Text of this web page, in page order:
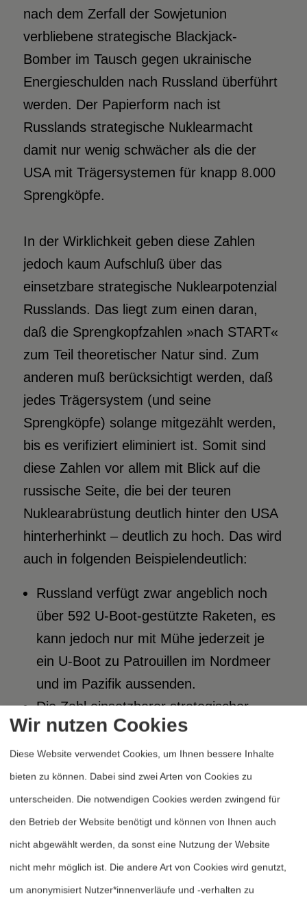
nach dem Zerfall der Sowjetunion
verbliebene strategische Blackjack-
Bomber im Tausch gegen ukrainische
Energieschulden nach Russland überführt
werden. Der Papierform nach ist
Russlands strategische Nuklearmacht
damit nur wenig schwächer als die der
USA mit Trägersystemen für knapp 8.000
Sprengköpfe.
In der Wirklichkeit geben diese Zahlen
jedoch kaum Aufschluß über das
einsetzbare strategische Nuklearpotenzial
Russlands. Das liegt zum einen daran,
daß die Sprengkopfzahlen »nach START«
zum Teil theoretischer Natur sind. Zum
anderen muß berücksichtigt werden, daß
jedes Trägersystem (und seine
Sprengköpfe) solange mitgezählt werden,
bis es verifiziert eliminiert ist. Somit sind
diese Zahlen vor allem mit Blick auf die
russische Seite, die bei der teuren
Nuklearabrüstung deutlich hinter den USA
hinterherhinkt – deutlich zu hoch. Das wird
auch in folgenden Beispielendeutlich:
Russland verfügt zwar angeblich noch
über 592 U-Boot-gestützte Raketen, es
kann jedoch nur mit Mühe jederzeit je
ein U-Boot zu Patrouillen im Nordmeer
und im Pazifik aussenden.
Die Zahl einsetzbarer strategischer
Nuklearwaffen bei den Russischen
Streitkräften sinkt durch den natürlichen
Alterungsprozeß immer weiter ab. Um
2008 – so die verbreitete Annahme –
wird Russland allein deshalb vermutlich
über deutlich weniger als 1.800
einsetzbare strategische
Nuklearsprengköpfe verfügen.
Wir nutzen Cookies
Diese Website verwendet Cookies, um Ihnen bessere Inhalte
bieten zu können. Dabei sind zwei Arten von Cookies zu
unterscheiden. Die notwendigen Cookies werden zwingend für
den Betrieb der Website benötigt und können von Ihnen auch
nicht abgewählt werden, da sonst eine Nutzung der Website
nicht mehr möglich ist. Die andere Art von Cookies wird genutzt,
um anonymisiert Nutzer*innenverläufe und -verhalten zu